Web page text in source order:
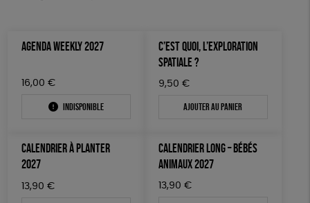
MAISON
ACCESSOIRES
PAPETERIE
LIVRES
Par défaut
Nouveauté
Prix : du - cher au + cher
50 € - 100 €
150 € - 200 €
Plus de 200€
Couleur
Mots clés
Agriculture Biologique Vegan Biodégradable
Cosme Bio Fabrication artisanale
AGENDA WEEKLY 2027
16,00 €
Indisponible
C’EST QUOI, L’EXPLORATION
SPATIALE ?
9,50 €
Ajouter au panier
CALENDRIER À PLANTER
2027
13,90 €
CALENDRIER LONG – BÉBÉS
ANIMAUX 2027
13,90 €